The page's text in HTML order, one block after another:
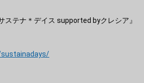
ステナ＊デイス supported byクレシア』